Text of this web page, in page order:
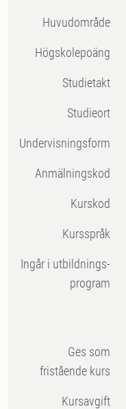
Huvudområde
högskolepoäng
Studietakt
Studieort
Undervisningsform
Anmälningskod
Kurskod
Kursspråk
Ingår i utbildnings-
program
Ges som
fristående kurs
Kursavgift